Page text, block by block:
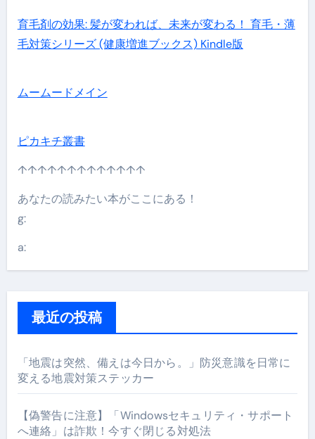
育毛剤の効果: 髪が変われば、未来が変わる！ 育毛・薄
毛対策シリーズ (健康増進ブックス) Kindle版
ムームードメイン
ピカキチ叢書
↑↑↑↑↑↑↑↑↑↑↑↑↑
あなたの読みたい本がここにある！
g:
a:
最近の投稿
「地震は突然、備えは今日から。」防災意識を日常に
変える地震対策ステッカー
【偽警告に注意】「Windowsセキュリティ・サポート
へ連絡」は詐欺！今すぐ閉じる対処法